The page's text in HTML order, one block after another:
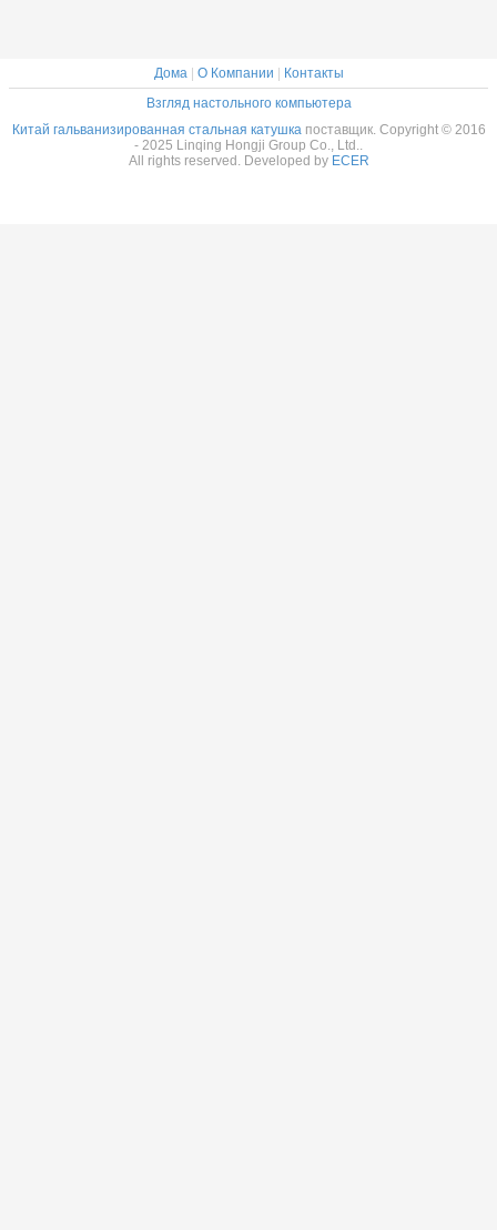
Дома| О Компании
Контакты
Взгляд настольного компьютера
Китай гальванизированная стальная катушкапоставщик. Copyright © 2016
- 2025 Linqing Hongji Group Co., Ltd..
All rights reserved. Developed by ECER